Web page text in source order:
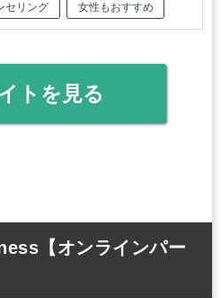
セリング 女性もおすすめ
トを見る
【オンラインパー